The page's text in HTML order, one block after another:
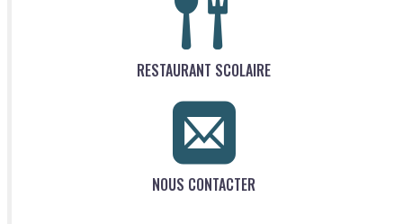
RESTAURANT SCOLAIRE
NOUS CONTACTER